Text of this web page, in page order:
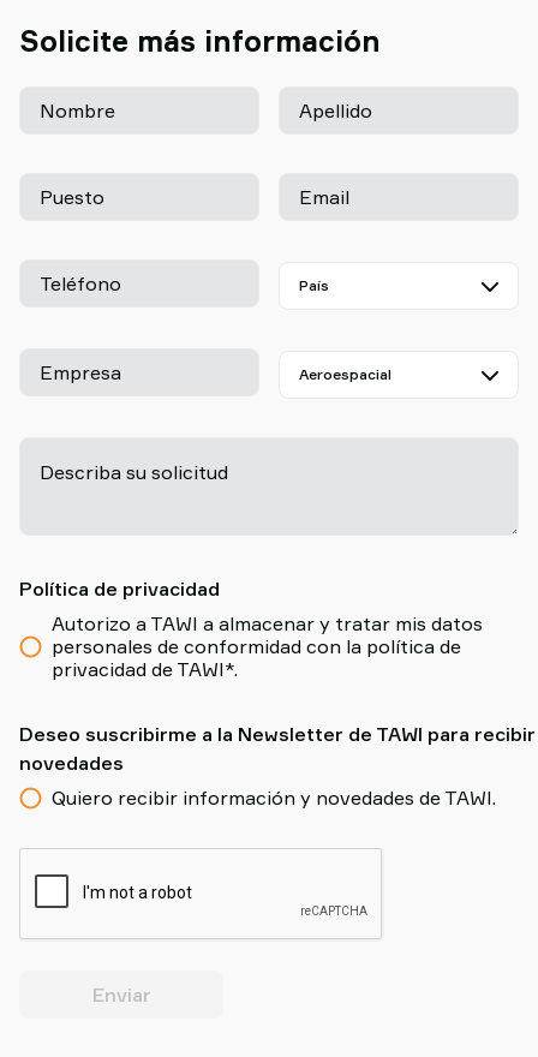
Solicite más información
Nombre Apellido
Puesto Email
Teléfono
Empresa
Describa su solicitud
Política de privacidad
Autorizo a TAWI a almacenar y tratar mis datos
personales de conformidad con la política de
privacidad de TAWI*.
Deseo suscribirme a la Newsletter de TAWI para recibir
novedades
Quiero recibir información y novedades de TAWI.
Enviar